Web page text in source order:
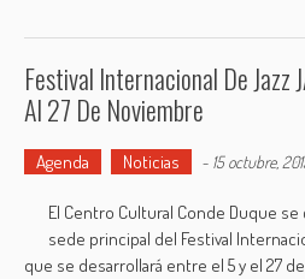
Festival Internacional De Jazz
Al 27 De Noviembre
Agenda Noticias - 15 octubre,
El Centro Cultural Conde Duque
sede principal del Festival
que se desarrollará entre el 5 y el 27